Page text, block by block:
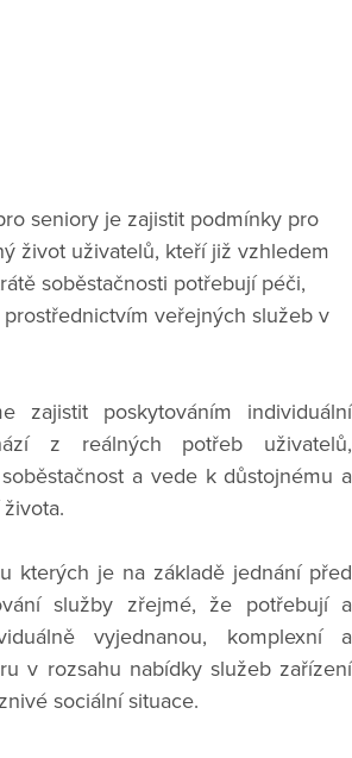
seniory je zajistit podmínky pro
život uživatelů, kteří již vzhledem
soběstačnosti potřebují péči,
veřejných služeb v
zajistit poskytováním individuální
z reálných potřeb uživatelů,
a vede k důstojnému a
kterých je na základě jednání před
služby zřejmé, že potřebují a
vyjednanou, komplexní a
v rozsahu nabídky služeb zařízení
sociální situace.